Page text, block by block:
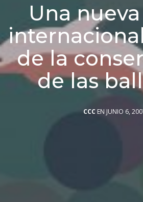
Una
de la
de las
CCCEN JUNIO 6,